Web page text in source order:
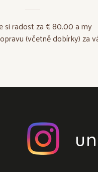
si radost za € 80.00 a my
(včetně dobírky) za